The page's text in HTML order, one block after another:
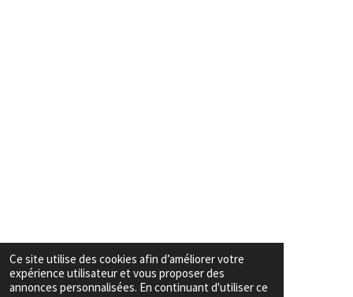
Ce site utilise des cookies afin d’améliorer votre
expérience utilisateur et vous proposer des
annonces personnalisées. En continuant d'utiliser ce